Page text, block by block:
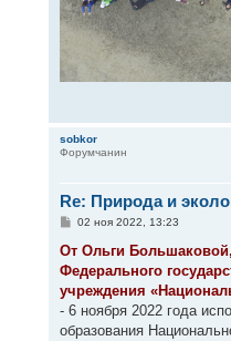
sobkor
Форумчанин
Re: Природа и
С
о
щ
е
н
и
е
02 ноя 2022, 13:23
От Ольги Большаковой,
Федерального
учреждения
- 6 ноября 2022 года
образования